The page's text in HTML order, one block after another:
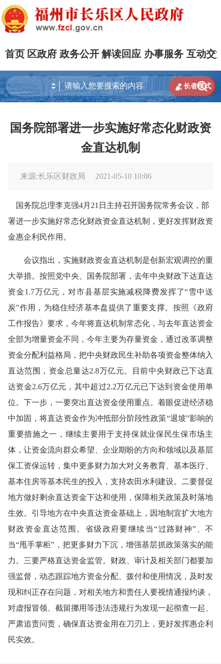
首页 区政府 政务公开 解读回应 办事服务 互动交

 长者模式
国务院部署进一步实施好常态化财政资
金直达机制
来源:长乐区财政局 2021-05-10 10:06
国务院总理李克强4月21日主持召开国务院常务会议，部
署进一步实施好常态化财政资金直达机制，更好发挥财政资
金惠企利民作用 。
会议指出，实施财政资金直达机制是创新宏观调控的重
大举措。按照党中央、国务院部署，去年中央财政下达直达
资金1.7万亿元，对市县基层实施减税降费发挥了“雪中送
炭”作用，为稳住经济基本盘提供了重要支撑。按照《政府
工作报告》要求，今年将直达机制常态化，与去年直达资金
全部为增量资金不同，今年主要为存量资金，通过改革调整
资金分配利益格局，把中央财政民生补助各项资金整体纳入
直达范围，资金总量达2.8万亿元。目前中央财政已下达直
达资金2.6万亿元，其中超过2.2万亿元已下达到资金使用单
位。下一步，一要突出直达资金使用重点。着眼促进经济稳
中加固，将直达资金作为冲抵部分阶段性政策“退坡”影响的
重要措施之一，继续主要用于支持保就业保民生保市场主
体，让资金流向群众希望、企业期盼的方向和领域以及基层
保工资保运转，集中更多财力加大对义务教育、基本医疗、
基本住房等基本民生的投入，支持农田水利建设。二要督促
地方做好剩余直达资金下达和使用，保障相关政策及时落地
生效。引导地方在中央直达资金基础上，因地制宜扩大地方
财政资金直达范围。省级政府要继续当“过路财神”、不
当“甩手掌柜”，把更多财力下沉，增强基层抓政策落实的能
力。三要严格直达资金监管。财政、审计及相关部门都要加
强监督，动态跟踪地方资金分配、拨付和使用情况，及时发
现和纠正存在问题，对相关地方和责任人要视情通报约谈，
对虚报冒领、截留挪用等违法违规行为发现一起彻查一起、
严肃追责问责，确保直达资金用在刀刃上，更好发挥惠企利
民实效。